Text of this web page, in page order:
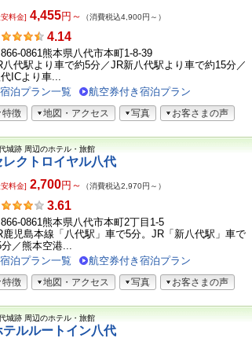
料金] 4,455円～ （消費税込4,900円～）
4.14
0861熊本県八代市本町1-8-39
八代駅より車で約5分／JR新八代駅より車で約15分／
ICより車...
宿泊プラン一覧
航空券付き宿泊プラン
特徴 地図・アクセス 写真 お客さまの声
城跡 周辺のホテル・旅館
レクトロイヤル八代
料金] 2,700円～ （消費税込2,970円～）
3.61
0861熊本県八代市本町2丁目1-5
鹿児島本線「八代駅」車で5分。JR「新八代駅」車で
分／熊本空港...
宿泊プラン一覧
航空券付き宿泊プラン
特徴 地図・アクセス 写真 お客さまの声
城跡 周辺のホテル・旅館
テルルートイン八代